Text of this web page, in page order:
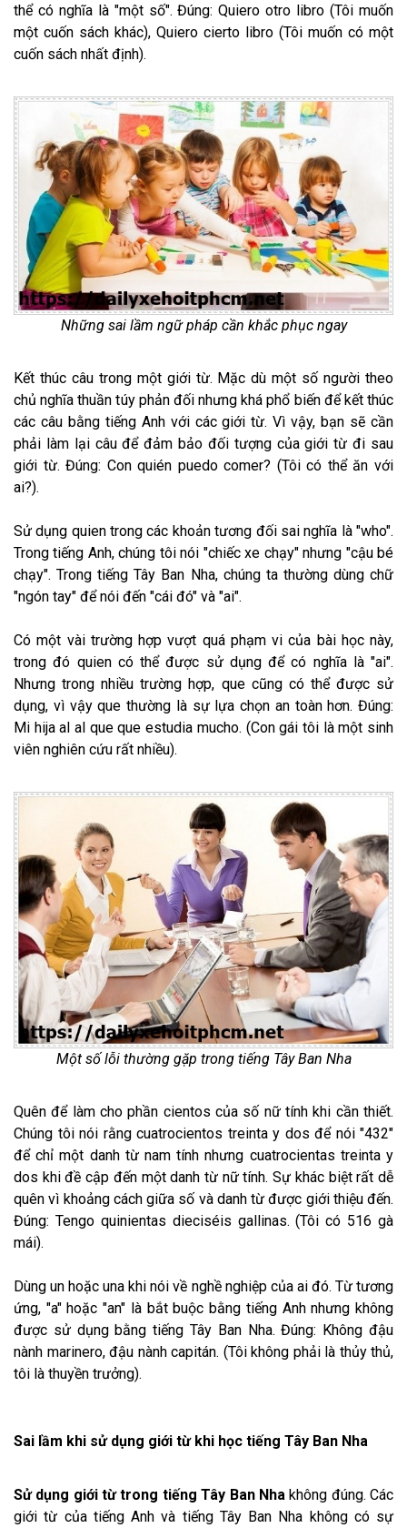
thể có nghĩa là "một số". Đúng: Quiero otro libro (Tôi muốn
một cuốn sách khác), Quiero cierto libro (Tôi muốn có một
cuốn sách nhất định).
Những sai lầm ngữ pháp cần khắc phục ngay
Kết thúc câu trong một giới từ. Mặc dù một số người theo
chủ nghĩa thuần túy phản đối nhưng khá phổ biến để kết thúc
các câu bằng tiếng Anh với các giới từ. Vì vậy, bạn sẽ cần
phải làm lại câu để đảm bảo đối tượng của giới từ đi sau
giới từ. Đúng: Con quién puedo comer? (Tôi có thể ăn với
ai?).
Sử dụng quien trong các khoản tương đối sai nghĩa là "who".
Trong tiếng Anh, chúng tôi nói "chiếc xe chạy" nhưng "cậu bé
chạy". Trong tiếng Tây Ban Nha, chúng ta thường dùng chữ
"ngón tay" để nói đến "cái đó" và "ai".
Có một vài trường hợp vượt quá phạm vi của bài học này,
trong đó quien có thể được sử dụng để có nghĩa là "ai".
Nhưng trong nhiều trường hợp, que cũng có thể được sử
dụng, vì vậy que thường là sự lựa chọn an toàn hơn. Đúng:
Mi hija al al que que estudia mucho. (Con gái tôi là một sinh
viên nghiên cứu rất nhiều).
Một số lỗi thường gặp trong tiếng Tây Ban Nha
Quên để làm cho phần cientos của số nữ tính khi cần thiết.
Chúng tôi nói rằng cuatrocientos treinta y dos để nói "432"
để chỉ một danh từ nam tính nhưng cuatrocientas treinta y
dos khi đề cập đến một danh từ nữ tính. Sự khác biệt rất dễ
quên vì khoảng cách giữa số và danh từ được giới thiệu đến.
Đúng: Tengo quinientas dieciséis gallinas. (Tôi có 516 gà
mái).
Dùng un hoặc una khi nói về nghề nghiệp của ai đó. Từ tương
ứng, "a" hoặc "an" là bắt buộc bằng tiếng Anh nhưng không
được sử dụng bằng tiếng Tây Ban Nha. Đúng: Không đậu
nành marinero, đậu nành capitán. (Tôi không phải là thủy thủ,
tôi là thuyền trưởng).
Sai lầm khi sử dụng giới từ khi học tiếng Tây Ban Nha
Sử dụng giới từ trong tiếng Tây Ban Nha không đúng. Các
giới từ của tiếng Anh và tiếng Tây Ban Nha không có sự